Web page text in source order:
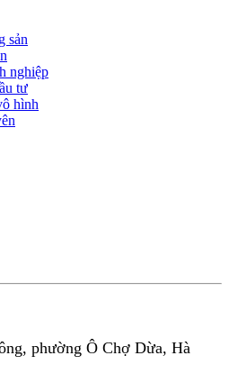
sản
nghiệp
tư
hình
phường Ô Chợ Dừa, Hà